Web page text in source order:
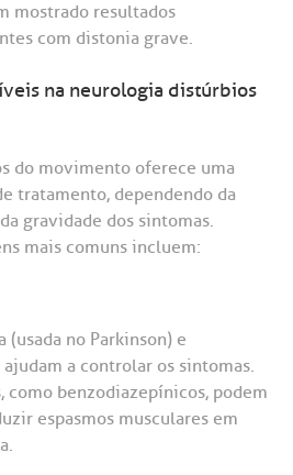
mostrado resultados
com distonia grave.
na neurologia distúrbios
do movimento oferece uma
tratamento, dependendo da
gravidade dos sintomas.
mais comuns incluem:
(usada no Parkinson) e
a controlar os sintomas.
como benzodiazepínicos, podem
espasmos musculares em